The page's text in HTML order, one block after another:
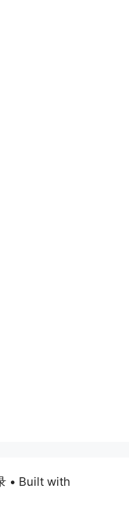
• Built with